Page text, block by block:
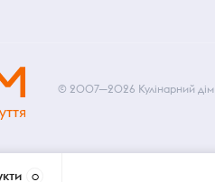
© 2007—2026 Кулінарний дім
0